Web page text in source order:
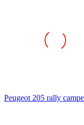
Peugeot 205 rally